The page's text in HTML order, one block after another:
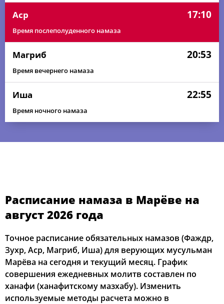
Аср 17:10
Время послеполуденного намаза
Магриб 20:53
Время вечернего намаза
Иша 22:55
Время ночного намаза
Расписание намаза в Марёве на
август 2026 года
Точное расписание обязательных намазов (Фаждр,
Зухр, Аср, Магриб, Иша) для верующих мусульман
Марёва на сегодня и текущий месяц. График
совершения ежедневных молитв составлен по
ханафи (ханафитскому мазхабу). Изменить
используемые методы расчета можно в